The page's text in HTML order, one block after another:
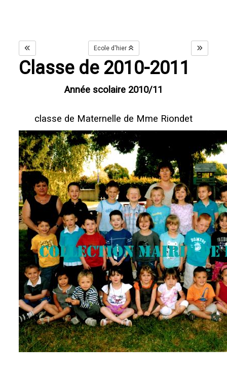
Ecole d'hier
Classe de 2010-2011
Année scolaire 2010/11
classe de Maternelle de Mme Riondet